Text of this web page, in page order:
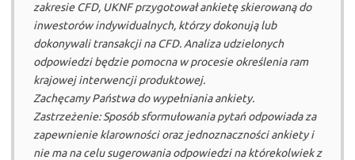
zakresie CFD, UKNF przygotował ankietę skierowaną do
inwestorów indywidualnych, którzy dokonują lub
dokonywali transakcji na CFD. Analiza udzielonych
odpowiedzi będzie pomocna w procesie określenia ram
krajowej interwencji produktowej.
Zachęcamy Państwa do wypełniania ankiety.
Zastrzeżenie: Sposób sformułowania pytań odpowiada za
zapewnienie klarowności oraz jednoznaczności ankiety i
nie ma na celu sugerowania odpowiedzi na którekolwiek z